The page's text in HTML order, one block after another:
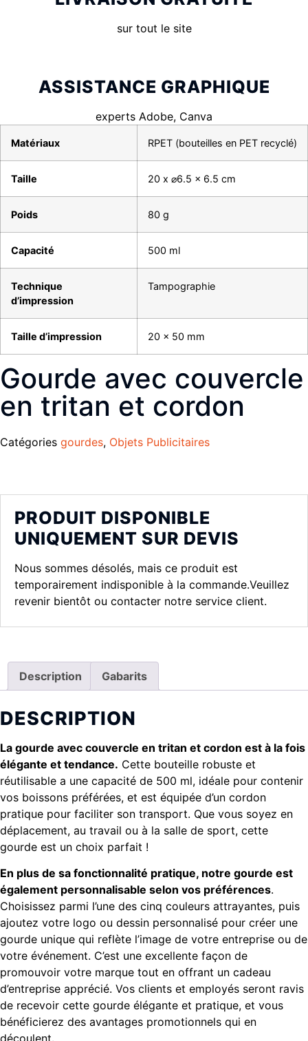
sur tout le site
ASSISTANCE GRAPHIQUE
experts Adobe, Canva
Matériaux RPET (bouteilles en PET recyclé)
Taille 20 x ⌀6.5 x 6.5 cm
Poids 80 g
Capacité 500 ml
Technique
d’impression
Tampographie
Taille d’impression 20 x 50 mm
Gourde avec couvercle
en tritan et cordon
Catégories gourdes, Objets Publicitaires
PRODUIT DISPONIBLE
UNIQUEMENT SUR DEVIS
Nous sommes désolés, mais ce produit est
temporairement indisponible à la commande.Veuillez
revenir bientôt ou contacter notre service client.
Description Gabarits
DESCRIPTION
La gourde avec couvercle en tritan et cordon est à la fois
élégante et tendance. Cette bouteille robuste et
réutilisable a une capacité de 500 ml, idéale pour contenir
vos boissons préférées, et est équipée d’un cordon
pratique pour faciliter son transport. Que vous soyez en
déplacement, au travail ou à la salle de sport, cette
gourde est un choix parfait !
En plus de sa fonctionnalité pratique, notre gourde est
également personnalisable selon vos préférences.
Choisissez parmi l’une des cinq couleurs attrayantes, puis
ajoutez votre logo ou dessin personnalisé pour créer une
gourde unique qui reflète l’image de votre entreprise ou de
votre événement. C’est une excellente façon de
promouvoir votre marque tout en offrant un cadeau
d’entreprise apprécié. Vos clients et employés seront ravis
de recevoir cette gourde élégante et pratique, et vous
bénéficierez des avantages promotionnels qui en